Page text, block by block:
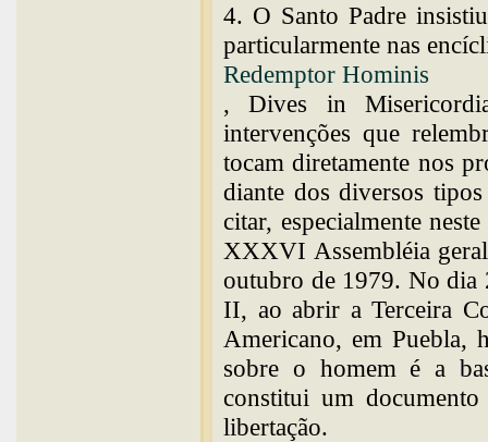
4. O Santo Padre
particularmente nas
Redemptor Hominis
, Dives in
intervenções que
tocam diretamente nos
diante dos diversos
citar, especialmente
XXXVI Assembléia
outubro de 1979. No dia
II, ao abrir a Terceira
Americano, em Puebla,
sobre o homem é a
constitui um
libertação.